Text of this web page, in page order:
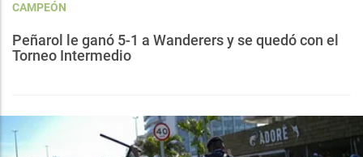
CAMPEÓN
Peñarol le ganó 5-1 a Wanderers y se quedó con el
Torneo Intermedio